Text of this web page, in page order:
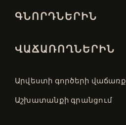
ԳՆՈՐԴՆԵՐԻՆ
ՎԱՃԱՌՈՂՆԵՐԻՆ
Արվեստի գործերի վաճառք
Աշխատանքի գրանցում